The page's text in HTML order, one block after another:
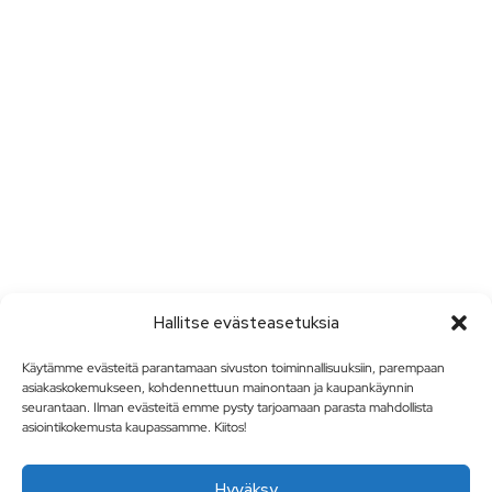
Hallitse evästeasetuksia
Käytämme evästeitä parantamaan sivuston toiminnallisuuksiin, parempaan
asiakaskokemukseen, kohdennettuun mainontaan ja kaupankäynnin
seurantaan. Ilman evästeitä emme pysty tarjoamaan parasta mahdollista
asiointikokemusta kaupassamme. Kiitos!